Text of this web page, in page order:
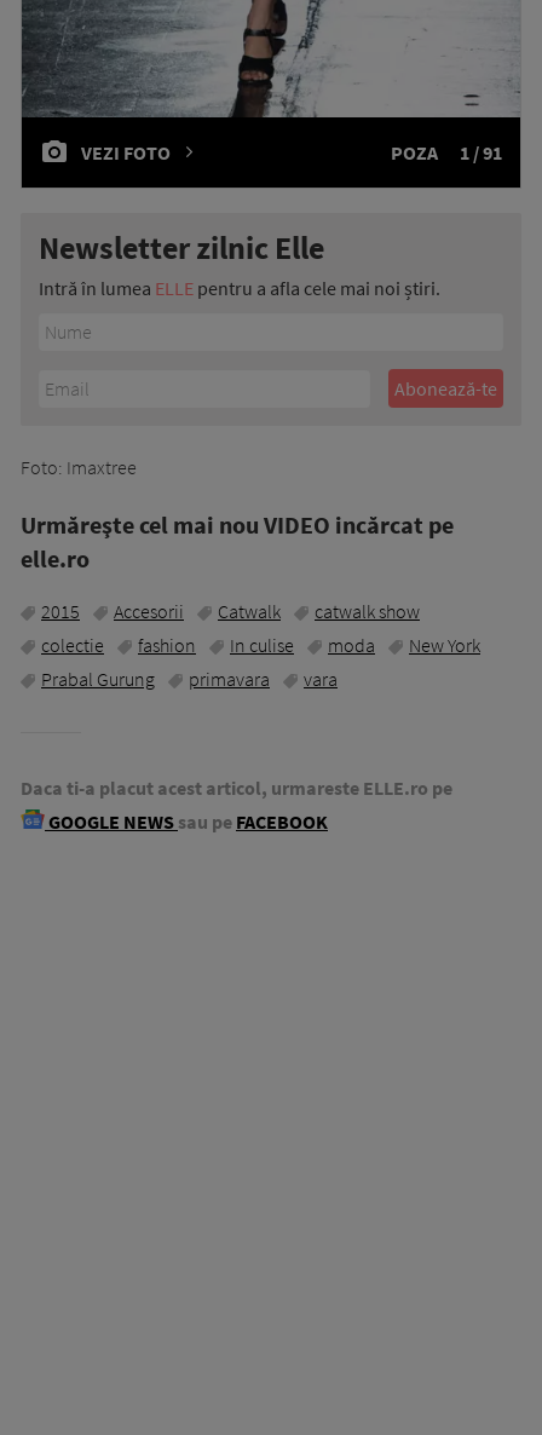
VEZI FOTO POZA 1 / 91
Newsletter zilnic Elle
Intră în lumea ELLE pentru a afla cele mai noi știri.
Foto: Imaxtree
Urmăreşte cel mai nou VIDEO incărcat pe
elle.ro
2015 Accesorii Catwalk
catwalk show
colectie
fashion In culise moda
New York
Prabal Gurung
primavara vara
Daca ti-a placut acest articol, urmareste ELLE.ro pe
GOOGLE NEWS sau pe FACEBOOK